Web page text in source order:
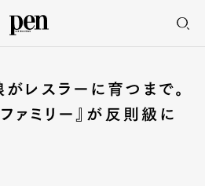
レスラーに育つまで。
ファミリー』が反則級に